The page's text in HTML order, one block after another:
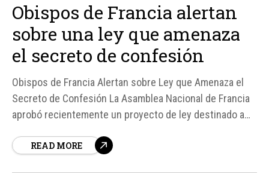
Obispos de Francia alertan
sobre una ley que amenaza
el secreto de confesión
Obispos de Francia Alertan sobre Ley que Amenaza el
Secreto de Confesión La Asamblea Nacional de Francia
aprobó recientemente un proyecto de ley destinado a
que ha generado preocupación entre los obispos del
READ MORE